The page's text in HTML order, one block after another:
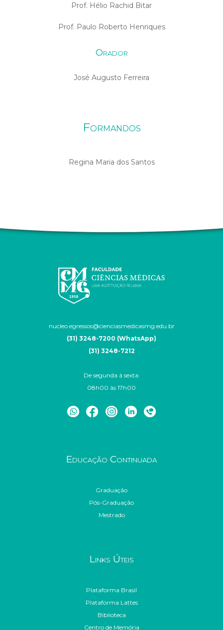
Prof. Hélio Rachid Bitar
Prof. Paulo Roberto Henriques
Orador
José Augusto Ferreira
Formandos
Regina Maria dos Santos
nucleo.egressos@cienciasmedicasmg.edu.br
(31) 3248-7200 (WhatsApp)
(31) 3248-7212
De segunda à sexta:
08h00 às 17h00
Educação Continuada
Graduação
Pós-Graduação
Mestrado
Links Úteis
Plataforma Brasil
Plataforma Lattes
Biblioteca
Centro de Memória